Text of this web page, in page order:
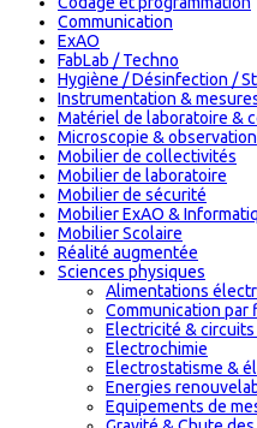
Communication
ExAO
FabLab / Techno
Hygiène / Désinfection /
Instrumentation &
Matériel de laboratoire &
Microscopie & observation
Mobilier de collectivités
Mobilier de laboratoire
Mobilier de sécurité
Mobilier ExAO &
Mobilier Scolaire
Réalité augmentée
Sciences physiques
Alimentations
Communication par
Electricité &
Electrochimie
Electrostatisme &
Energies
Equipements de